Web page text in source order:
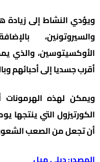
ويؤدي النشاط إلى زيادة
والسيروتونين،
الأوكسيتوسين، والذي
أقرب جسديا إلى أحبائهم
ويمكن لهذه الهرمونات
الكورتيزول التي ينتجها
أن تجعل من الصعب